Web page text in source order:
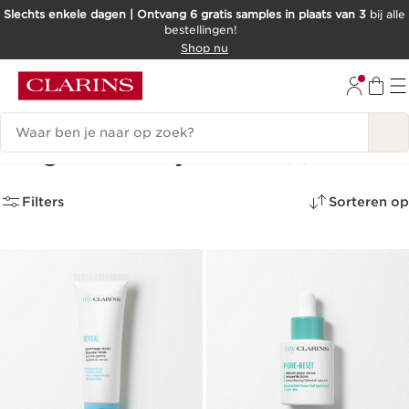
DOORGAAN NAAR INHOUD
Slechts enkele dagen | Ontvang 6 gratis samples in plaats van 3 bij alle
bestellingen!
Shop nu
Zoekgeschiedenis
Jonge huid - My Clarins (11)
Filters Sorteren op